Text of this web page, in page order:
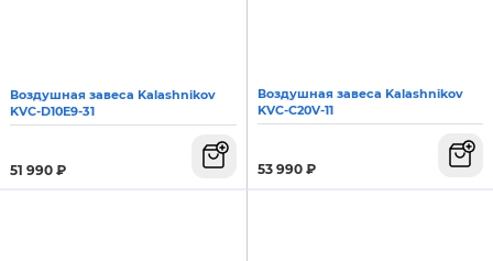
Воздушная завеса Kalashnikov
KVC-D10E9-31
51 990 ₽
Воздушная завеса Kalashnikov
KVС-C20V-11
53 990 ₽